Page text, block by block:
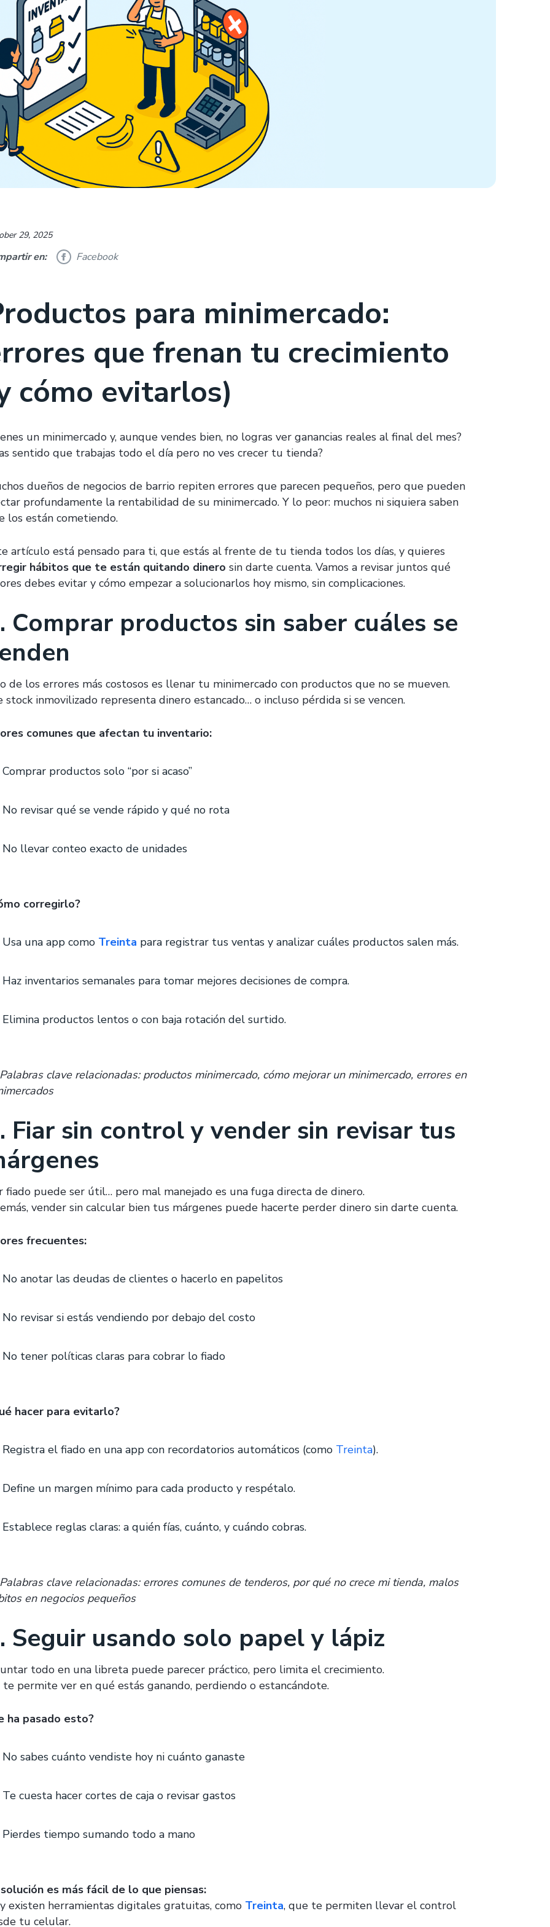
29, 2025
en: Facebook
para minimercado:
que frenan tu crecimiento
cómo evitarlos)
un minimercado y, aunque vendes bien, no logras ver ganancias reales al final del mes?
sentido que trabajas todo el día pero no ves crecer tu tienda?
dueños de negocios de barrio repiten errores que parecen pequeños, pero que pueden
profundamente la rentabilidad de su minimercado. Y lo peor: muchos ni siquiera saben
los están cometiendo.
artículo está pensado para ti, que estás al frente de tu tienda todos los días, y quieres
hábitos que te están quitando dinero sin darte cuenta. Vamos a revisar juntos qué
debes evitar y cómo empezar a solucionarlos hoy mismo, sin complicaciones.
Comprar productos sin saber cuáles se
de los errores más costosos es llenar tu minimercado con productos que no se mueven.
stock inmovilizado representa dinero estancado… o incluso pérdida si se vencen.
comunes que afectan tu inventario:
Comprar productos solo “por si acaso”
No revisar qué se vende rápido y qué no rota
No llevar conteo exacto de unidades
corregirlo?
Usa una app como Treinta para registrar tus ventas y analizar cuáles productos salen más.
Haz inventarios semanales para tomar mejores decisiones de compra.
Elimina productos lentos o con baja rotación del surtido.
Palabras clave relacionadas: productos minimercado, cómo mejorar un minimercado, errores en
Fiar sin control y vender sin revisar tus
fiado puede ser útil… pero mal manejado es una fuga directa de dinero.
vender sin calcular bien tus márgenes puede hacerte perder dinero sin darte cuenta.
frecuentes:
No anotar las deudas de clientes o hacerlo en papelitos
No revisar si estás vendiendo por debajo del costo
No tener políticas claras para cobrar lo fiado
hacer para evitarlo?
Registra el fiado en una app con recordatorios automáticos (como Treinta).
Define un margen mínimo para cada producto y respétalo.
Establece reglas claras: a quién fías, cuánto, y cuándo cobras.
Palabras clave relacionadas: errores comunes de tenderos, por qué no crece mi tienda, malos
en negocios pequeños
Seguir usando solo papel y lápiz
todo en una libreta puede parecer práctico, pero limita el crecimiento.
te permite ver en qué estás ganando, perdiendo o estancándote.
ha pasado esto?
No sabes cuánto vendiste hoy ni cuánto ganaste
Te cuesta hacer cortes de caja o revisar gastos
Pierdes tiempo sumando todo a mano
es más fácil de lo que piensas:
existen herramientas digitales gratuitas, como Treinta, que te permiten llevar el control
tu celular.